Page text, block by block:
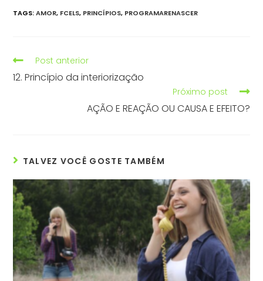
TAGS:AMOR, FCELS, PRINCÍPIOS, PROGRAMARENASCER
Post anterior
12. Princípio da interiorização
Próximo post
AÇÃO E REAÇÃO OU CAUSA E EFEITO?
TALVEZ VOCÊ GOSTE TAMBÉM